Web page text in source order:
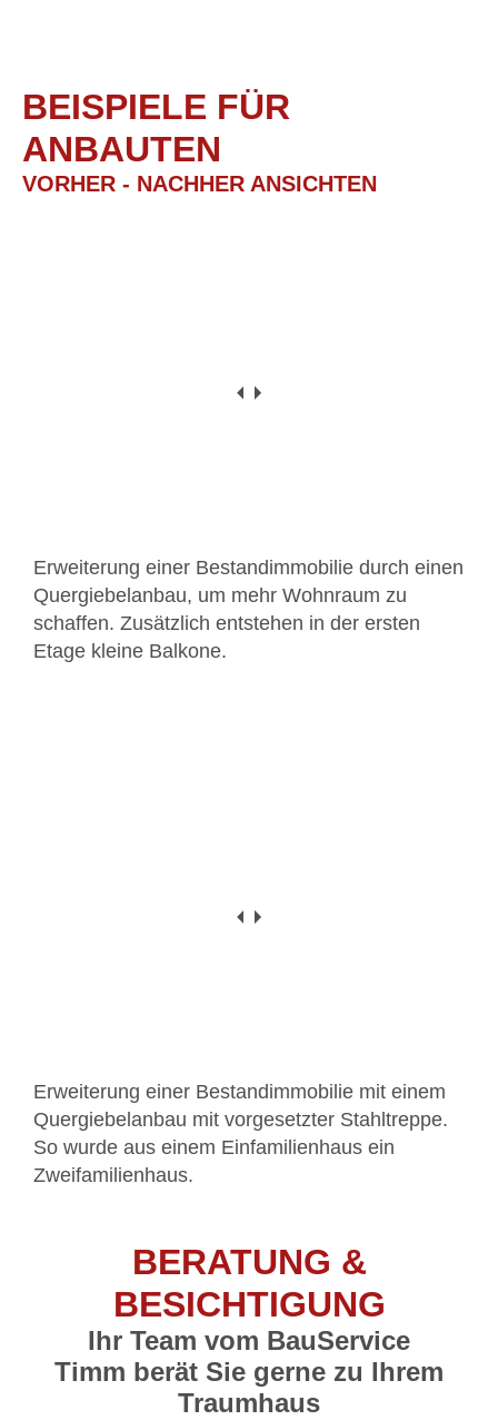
BEISPIELE FÜR
ANBAUTEN
VORHER - NACHHER ANSICHTEN
Erweiterung einer Bestandimmobilie durch einen
Quergiebelanbau, um mehr Wohnraum zu
schaffen. Zusätzlich entstehen in der ersten
Etage kleine Balkone.
Erweiterung einer Bestandimmobilie mit einem
Quergiebelanbau mit vorgesetzter Stahltreppe.
So wurde aus einem Einfamilienhaus ein
Zweifamilienhaus.
BERATUNG &
BESICHTIGUNG
Ihr Team vom BauService
Timm berät Sie gerne zu Ihrem
Traumhaus